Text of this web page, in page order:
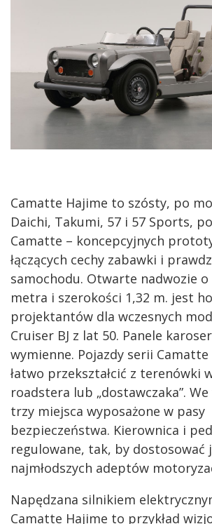
Camatte Hajime to szósty, po
Daichi, Takumi, 57 i 57 Sports,
Camatte – koncepcyjnych
łączących cechy zabawki i
samochodu. Otwarte nadwozie o
metra i szerokości 1,32 m. jest
projektantów dla wczesnych
Cruiser BJ z lat 50. Panele
wymienne. Pojazdy serii Camatte
łatwo przekształcić z terenówki
roadstera lub „dostawczaka”.
trzy miejsca wyposażone w pasy
bezpieczeństwa. Kierownica i
regulowane, tak, by dostosować
najmłodszych adeptów
Napędzana silnikiem
Camatte Hajime to przykład